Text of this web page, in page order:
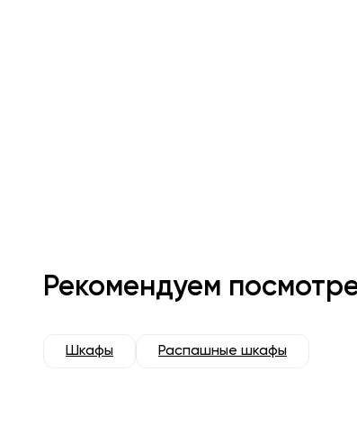
Рекомендуем
Шкафы Распашные шкафы